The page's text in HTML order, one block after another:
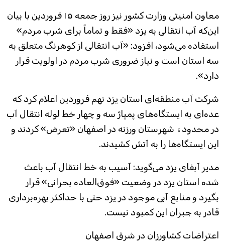
معاون امنیتی وزارت کشور نیز روز جمعه ۱۵ فروردین با بیان
این‌که آب انتقالی به یزد «فقط و تماماً برای شرب مردم»
استفاده می‌شود، افزود: «آب انتقالی از کوهرنگ متعلق به
سه استان است و نیاز ضروری شرب مردم در اولویت قرار
دارد».
شرکت آب منطقه‌ای استان یزد نهم فروردین اعلام کرد که
عده‌ای به ایستگاه‌های پمپاژ سه و چهار خط لوله انتقال آب
در محدودۀ شهرستان ورزنه در اصفهان «تعرض» کردند و
این ایستگاه‌ها را به آتش کشیدند.
مدیر آبفای یزد می‌گوید: آسیب به خط انتقال آب باعث
شده استان یزد در وضعیت «فوق‌العاده بحرانی» قرار
بگیرد و منابع آبی موجود در یزد حتی با حداکثر بهره‌برداری
قادر به جبران این کمبود نیست.
اعتراضات کشاورزان در شرق اصفهان